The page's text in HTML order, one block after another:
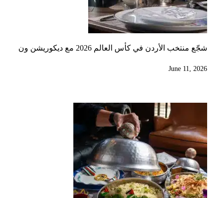
شجّع منتخب الأردن في كأس العالم 2026 مع ديكوريشن ون
June 11, 2026